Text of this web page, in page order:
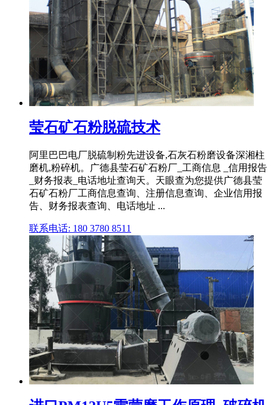
莹石矿石粉脱硫技术
阿里巴巴电厂脱硫制粉先进设备,石灰石粉磨设备深湘柱
磨机,粉碎机。广德县莹石矿石粉厂_工商信息 _信用报告
_财务报表_电话地址查询天。天眼查为您提供广德县莹
石矿石粉厂工商信息查询、注册信息查询、企业信用报
告、财务报表查询、电话地址 ...
联系电话: 180 3780 8511